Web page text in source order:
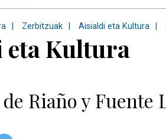
Zerbitzuak Aisialdi eta Kultura
Kultura
Riaño y Fuente